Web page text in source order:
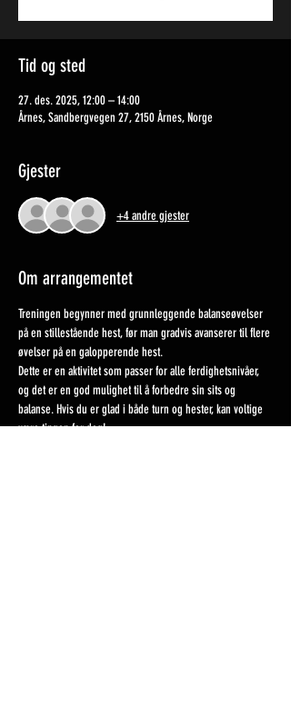
Tid og sted
27. des. 2025, 12:00 – 14:00
Årnes, Sandbergvegen 27, 2150 Årnes, Norge
Gjester
+4 andre gjester
Om arrangementet
Treningen begynner med grunnleggende balanseøvelser
på en stillestående hest, før man gradvis avanserer til flere
øvelser på en galopperende hest.
Dette er en aktivitet som passer for alle ferdighetsnivåer,
og det er en god mulighet til å forbedre sin sits og
balanse. Hvis du er glad i både turn og hester, kan voltige
være tingen for deg!